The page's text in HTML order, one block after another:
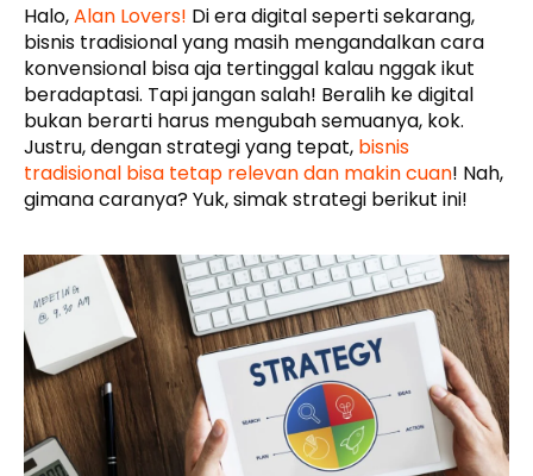
Halo,Alan Lovers! Di era digital seperti sekarang,
bisnis tradisional yang masih mengandalkan cara
konvensional bisa aja tertinggal kalau nggak ikut
beradaptasi. Tapi jangan salah! Beralih ke digital
bukan berarti harus mengubah semuanya, kok.
Justru, dengan strategi yang tepat, bisnis
tradisional bisa tetap relevan dan makin cuan! Nah,
gimana caranya? Yuk, simak strategi berikut ini!